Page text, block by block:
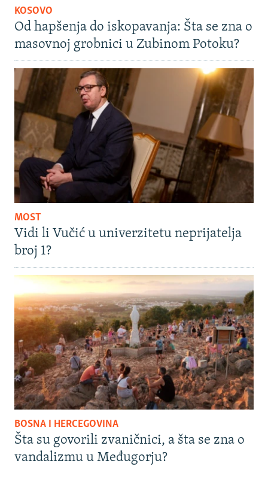
KOSOVO
Od hapšenja do iskopavanja: Šta se zna o
masovnoj grobnici u Zubinom Potoku?
MOST
Vidi li Vučić u univerzitetu neprijatelja
broj 1?
BOSNA I HERCEGOVINA
Šta su govorili zvaničnici, a šta se zna o
vandalizmu u Međugorju?